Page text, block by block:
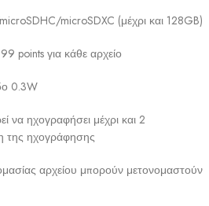
microSDXC (μέχρι και 128GB)
points για κάθε αρχείο
0.3W
να ηχογραφήσει μέχρι και 2
της ηχογράφησης
αρχείου μπορούν μετονομαστούν